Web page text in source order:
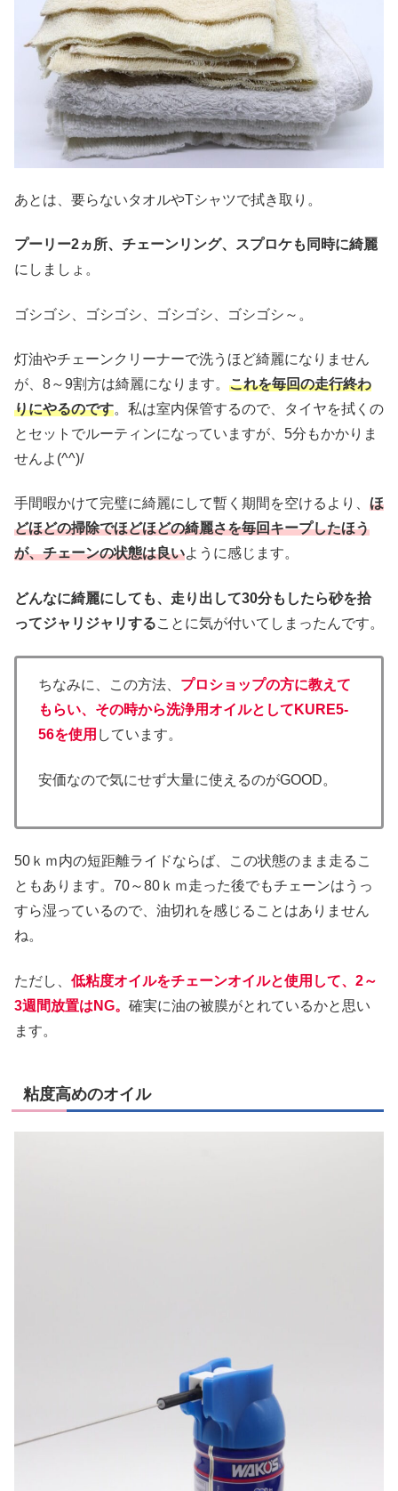
あとは、要らないタオルやTシャツで拭き取り。
プーリー2ヵ所、チェーンリング、スプロケも同時に綺麗
にしましょ。
ゴシゴシ、ゴシゴシ、ゴシゴシ、ゴシゴシ～。
灯油やチェーンクリーナーで洗うほど綺麗になりません
が、8～9割方は綺麗になります。 これを毎回の走行終わ
りにやるのです。私は室内保管するので、タイヤを拭くの
とセットでルーティンになっていますが、5分もかかりま
せんよ(^^)/
手間暇かけて完璧に綺麗にして暫く期間を空けるより、 ほ
どほどの掃除でほどほどの綺麗さを毎回キープしたほう
が、チェーンの状態は良いように感じます。
どんなに綺麗にしても、走り出して30分もしたら砂を拾
ってジャリジャリすることに気が付いてしまったんです。
ちなみに、この方法、 プロショップの方に教えて
もらい、その時から洗浄用オイルとしてKURE5-
56を使用 しています。
安価なので気にせず大量に使えるのがGOOD。
50ｋｍ内の短距離ライドならば、この状態のまま走るこ
ともあります。70～80ｋｍ走った後でもチェーンはうっ
すら湿っているので、油切れを感じることはありません
ね。
ただし、 低粘度オイルをチェーンオイルと使用して、2～
3週間放置はNG。 確実に油の被膜がとれているかと思い
ます。
粘度高めのオイル